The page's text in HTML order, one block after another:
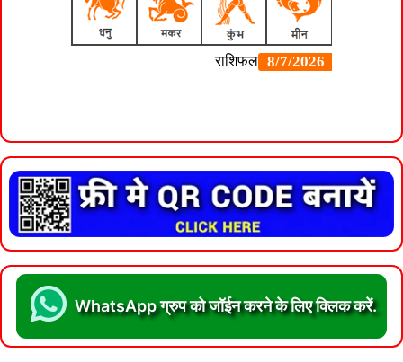
WhatsApp ग्रुप को जॉईन करने के लिए क्लिक करें.